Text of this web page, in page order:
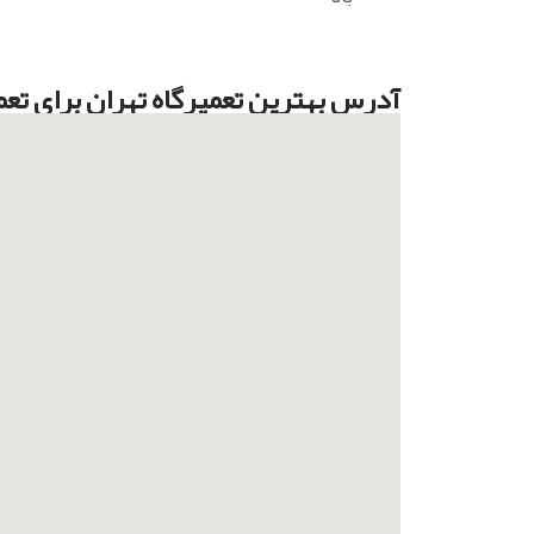
آدرس بهترین تعمیرگاه تهران برای